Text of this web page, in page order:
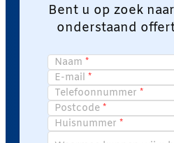
Bent u op zoek
onderstaand
Naam
E-mail
Telefoonnummer
Postcode
Huisnummer